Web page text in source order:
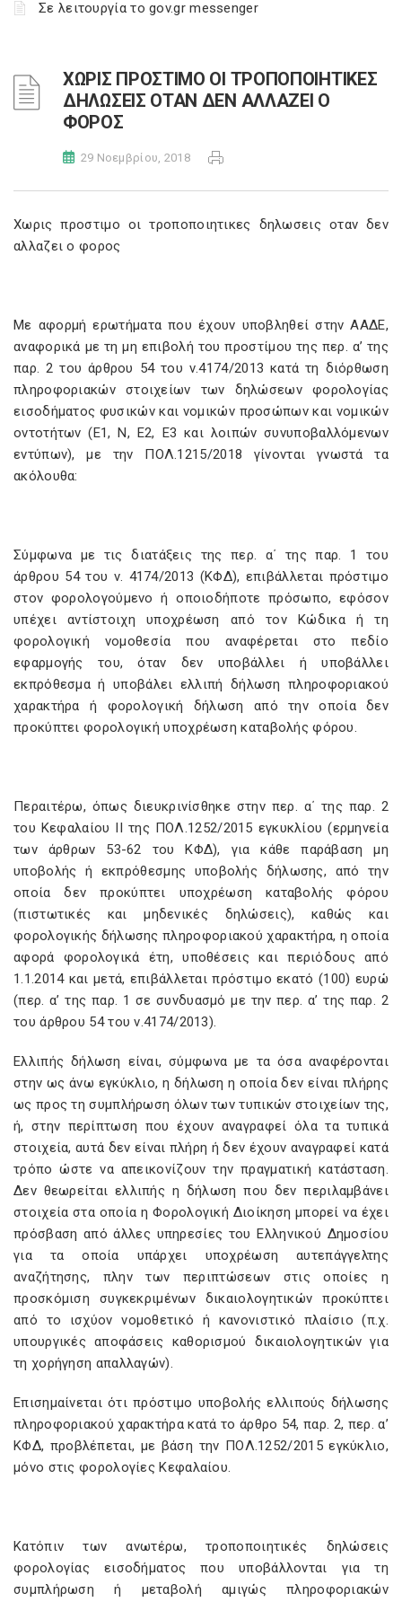
Σε λειτουργία το gov.gr messenger
ΧΩΡΙΣ ΠΡΟΣΤΙΜΟ ΟΙ ΤΡΟΠΟΠΟΙΗΤΙΚΕΣ
ΔΗΛΩΣΕΙΣ ΟΤΑΝ ΔΕΝ ΑΛΛΑΖΕΙ Ο
ΦΟΡΟΣ
29 Νοεμβρίου, 2018
Χωρις προστιμο οι τροποποιητικες δηλωσεις οταν δεν
αλλαζει ο φορος
Με αφορμή ερωτήματα που έχουν υποβληθεί στην ΑΑΔΕ,
αναφορικά με τη μη επιβολή του προστίμου της περ. α’ της
παρ. 2 του άρθρου 54 του ν.4174/2013 κατά τη διόρθωση
πληροφοριακών στοιχείων των δηλώσεων φορολογίας
εισοδήματος φυσικών και νομικών προσώπων και νομικών
οντοτήτων (Ε1, Ν, Ε2, Ε3 και λοιπών συνυποβαλλόμενων
εντύπων), με την ΠΟΛ.1215/2018 γίνονται γνωστά τα
ακόλουθα:
Σύμφωνα με τις διατάξεις της περ. α΄ της παρ. 1 του
άρθρου 54 του ν. 4174/2013 (ΚΦΔ), επιβάλλεται πρόστιμο
στον φορολογούμενο ή οποιοδήποτε πρόσωπο, εφόσον
υπέχει αντίστοιχη υποχρέωση από τον Κώδικα ή τη
φορολογική νομοθεσία που αναφέρεται στο πεδίο
εφαρμογής του, όταν δεν υποβάλλει ή υποβάλλει
εκπρόθεσμα ή υποβάλει ελλιπή δήλωση πληροφοριακού
χαρακτήρα ή φορολογική δήλωση από την οποία δεν
προκύπτει φορολογική υποχρέωση καταβολής φόρου.
Περαιτέρω, όπως διευκρινίσθηκε στην περ. α΄ της παρ. 2
του Κεφαλαίου ΙΙ της ΠΟΛ.1252/2015 εγκυκλίου (ερμηνεία
των άρθρων 53-62 του ΚΦΔ), για κάθε παράβαση μη
υποβολής ή εκπρόθεσμης υποβολής δήλωσης, από την
οποία δεν προκύπτει υποχρέωση καταβολής φόρου
(πιστωτικές και μηδενικές δηλώσεις), καθώς και
φορολογικής δήλωσης πληροφοριακού χαρακτήρα, η οποία
αφορά φορολογικά έτη, υποθέσεις και περιόδους από
1.1.2014 και μετά, επιβάλλεται πρόστιμο εκατό (100) ευρώ
(περ. α’ της παρ. 1 σε συνδυασμό με την περ. α’ της παρ. 2
του άρθρου 54 του ν.4174/2013).
Ελλιπής δήλωση είναι, σύμφωνα με τα όσα αναφέρονται
στην ως άνω εγκύκλιο, η δήλωση η οποία δεν είναι πλήρης
ως προς τη συμπλήρωση όλων των τυπικών στοιχείων της,
ή, στην περίπτωση που έχουν αναγραφεί όλα τα τυπικά
στοιχεία, αυτά δεν είναι πλήρη ή δεν έχουν αναγραφεί κατά
τρόπο ώστε να απεικονίζουν την πραγματική κατάσταση.
Δεν θεωρείται ελλιπής η δήλωση που δεν περιλαμβάνει
στοιχεία στα οποία η Φορολογική Διοίκηση μπορεί να έχει
πρόσβαση από άλλες υπηρεσίες του Ελληνικού Δημοσίου
για τα οποία υπάρχει υποχρέωση αυτεπάγγελτης
αναζήτησης, πλην των περιπτώσεων στις οποίες η
προσκόμιση συγκεκριμένων δικαιολογητικών προκύπτει
από το ισχύον νομοθετικό ή κανονιστικό πλαίσιο (π.χ.
υπουργικές αποφάσεις καθορισμού δικαιολογητικών για
τη χορήγηση απαλλαγών).
Επισημαίνεται ότι πρόστιμο υποβολής ελλιπούς δήλωσης
πληροφοριακού χαρακτήρα κατά το άρθρο 54, παρ. 2, περ. α’
ΚΦΔ, προβλέπεται, με βάση την ΠΟΛ.1252/2015 εγκύκλιο,
μόνο στις φορολογίες Κεφαλαίου.
Κατόπιν των ανωτέρω, τροποποιητικές δηλώσεις
φορολογίας εισοδήματος που υποβάλλονται για τη
συμπλήρωση ή μεταβολή αμιγώς πληροφοριακών